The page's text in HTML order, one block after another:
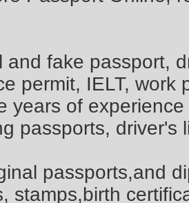
and fake passport,
permit, IELT, work
years of
passports, driver's
passports,and
stamps,birth